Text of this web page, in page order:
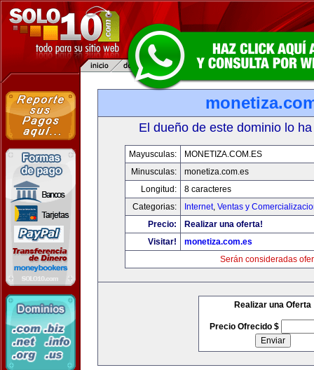
El dueño de este dominio lo
Mayusculas:
MONETIZA.COM.ES
Minusculas:
monetiza.com.es
Longitud:
8 caracteres
Categorias:
Internet, Ventas y
Precio:
Realizar una oferta!
Visitar!
monetiza.com.es
Serán consideradas
Realizar una Oferta
Precio Ofrecido $